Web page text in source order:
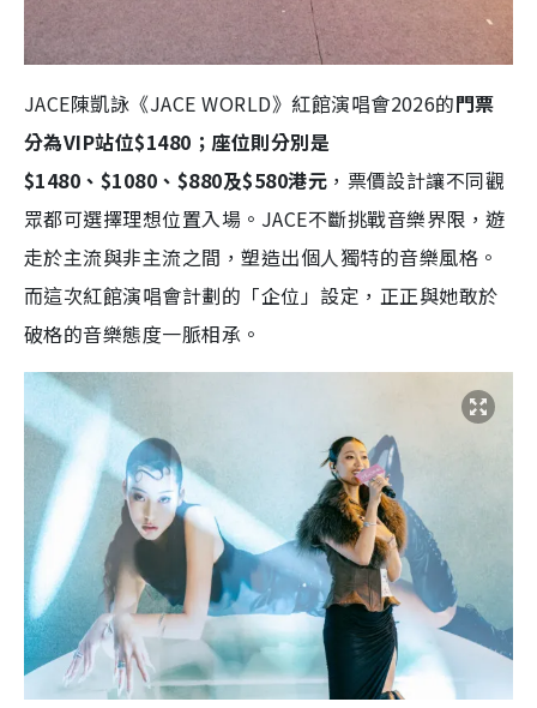
JACE陳凱詠《JACE WORLD》紅館演唱會2026的門票
分為VIP站位$1480；座位則分別是
$1480、$1080、$880及$580港元 ，票價設計讓不同觀
眾都可選擇理想位置入場。JACE不斷挑戰音樂界限，遊
走於主流與非主流之間，塑造出個人獨特的音樂風格。
而這次紅館演唱會計劃的「企位」設定，正正與她敢於
破格的音樂態度一脈相承。​